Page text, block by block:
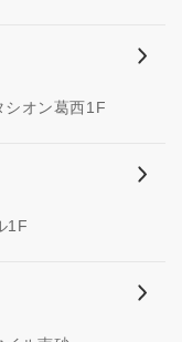
シオン葛西1F
1F